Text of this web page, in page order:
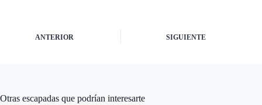
ANTERIOR SIGUIENTE
Otras escapadas que podrían interesarte